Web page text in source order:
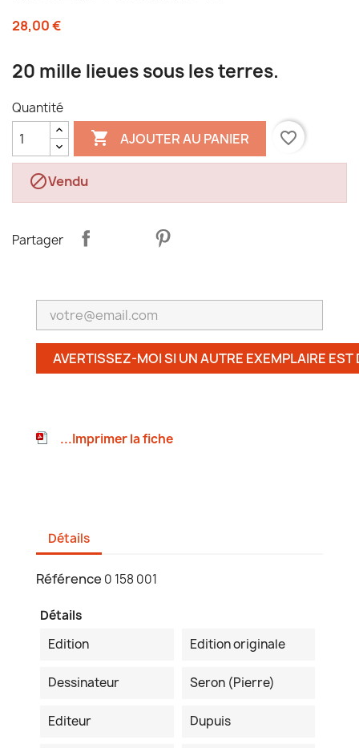
28,00 €
20 mille lieues sous les terres.
Quantité
 AJOUTER AU PANIER favorite_border
Vendu
Partager
AVERTISSEZ-MOI SI UN AUTRE EXEMPLAIRE EST
...Imprimer la fiche
Détails
Référence 0 158 001
Détails
Edition
Edition originale
Dessinateur Seron (Pierre)
Editeur Dupuis